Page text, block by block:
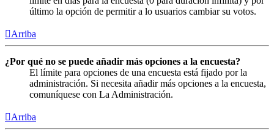
último la opción de permitir a lo usuarios cambiar su votos.
Arriba
¿Por qué no se puede añadir más opciones a la encuesta?
El límite para opciones de una encuesta está fijado por la
administración. Si necesita añadir más opciones a la encuesta,
comuníquese con La Administración.
Arriba